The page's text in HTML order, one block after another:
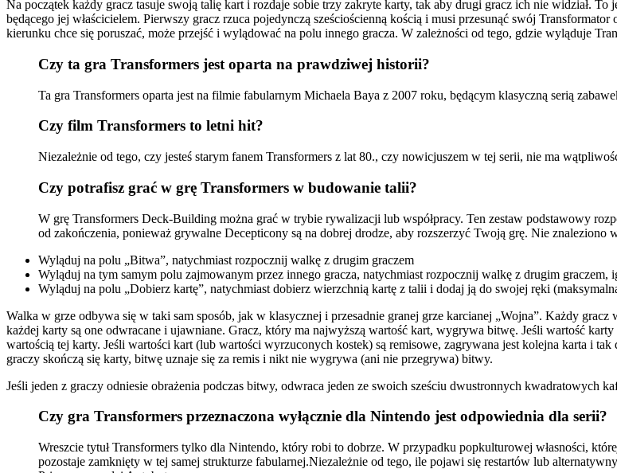
Na początek każdy gracz tasuje swoją talię kart i rozdaje sobie trzy zakryte karty, tak aby drugi gracz ich nie widział.
będącego jej właścicielem. Pierwszy gracz rzuca pojedynczą sześciościenną kością i musi przesunąć swój
kierunku chce się poruszać, może przejść i wylądować na polu innego gracza. W zależności od tego, gdzie wyląduje
Czy ta gra Transformers jest oparta na prawdziwej historii?
Ta gra Transformers oparta jest na filmie fabularnym Michaela Baya z 2007 roku, będącym klasyczną serią
Czy film Transformers to letni hit?
Niezależnie od tego, czy jesteś starym fanem Transformers z lat 80., czy nowicjuszem w tej serii, nie ma
Czy potrafisz grać w grę Transformers w budowanie talii?
W grę Transformers Deck-Building można grać w trybie rywalizacji lub współpracy. Ten zestaw podstawowy
od zakończenia, ponieważ grywalne Decepticony są na dobrej drodze, aby rozszerzyć Twoją grę. Nie znaleziono
Wyląduj na polu „Bitwa”, natychmiast rozpocznij walkę z drugim graczem
Wyląduj na tym samym polu zajmowanym przez innego gracza, natychmiast rozpocznij walkę z drugim graczem,
Wyląduj na polu „Dobierz kartę”, natychmiast dobierz wierzchnią kartę z talii i dodaj ją do swojej ręki
Walka w grze odbywa się w taki sam sposób, jak w klasycznej i przesadnie granej grze karcianej „Wojna”. Każdy
każdej karty są one odwracane i ujawniane. Gracz, który ma najwyższą wartość kart, wygrywa bitwę. Jeśli wartość
wartością tej karty. Jeśli wartości kart (lub wartości wyrzuconych kostek) są remisowe, zagrywana jest kolejna karta i
graczy skończą się karty, bitwę uznaje się za remis i nikt nie wygrywa (ani nie przegrywa) bitwy.
Jeśli jeden z graczy odniesie obrażenia podczas bitwy, odwraca jeden ze swoich sześciu dwustronnych kwadratowych
Czy gra Transformers przeznaczona wyłącznie dla Nintendo jest odpowiednia dla serii?
Wreszcie tytuł Transformers tylko dla Nintendo, który robi to dobrze. W przypadku popkulturowej własności,
pozostaje zamknięty w tej samej strukturze fabularnej.Niezależnie od tego, ile pojawi się restartów lub